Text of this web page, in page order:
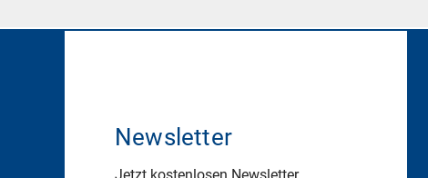
Newsletter